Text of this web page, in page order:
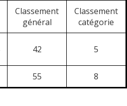
Classement
général
Classement
catégorie
42 5
55 8